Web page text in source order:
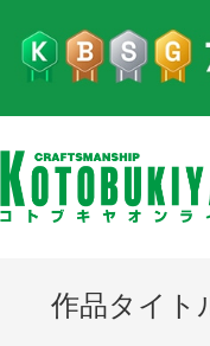
作品タイト